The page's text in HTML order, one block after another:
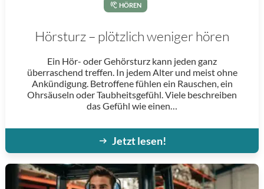
HÖREN
Hörsturz – plötzlich weniger hören
Ein Hör- oder Gehörsturz kann jeden ganz
überraschend treffen. In jedem Alter und meist ohne
Ankündigung. Betroffene fühlen ein Rauschen, ein
Ohrsäuseln oder Taubheitsgefühl. Viele beschreiben
das Gefühl wie einen…
Jetzt lesen!